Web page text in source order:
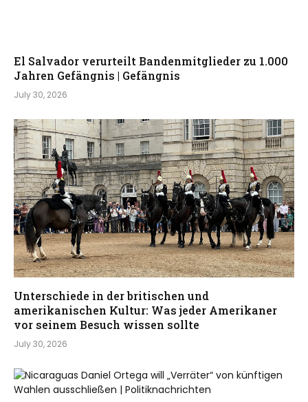
El Salvador verurteilt Bandenmitglieder zu 1.000
Jahren Gefängnis | Gefängnis
July 30, 2026
Unterschiede in der britischen und
amerikanischen Kultur: Was jeder Amerikaner
vor seinem Besuch wissen sollte
July 30, 2026